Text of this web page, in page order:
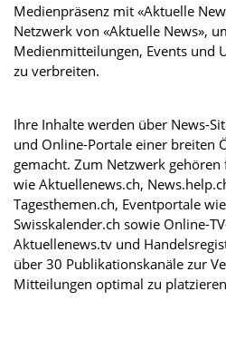
Medienpräsenz mit «Aktuelle
Netzwerk von «Aktuelle News»,
Medienmitteilungen, Events und
zu verbreiten.
Ihre Inhalte werden über News-
und Online-Portale einer breiten
gemacht. Zum Netzwerk
wie Aktuellenews.ch,
Tagesthemen.ch, Eventportale
Swisskalender.ch sowie Online-
Aktuellenews.tv und
über 30 Publikationskanäle zur
Mitteilungen optimal zu